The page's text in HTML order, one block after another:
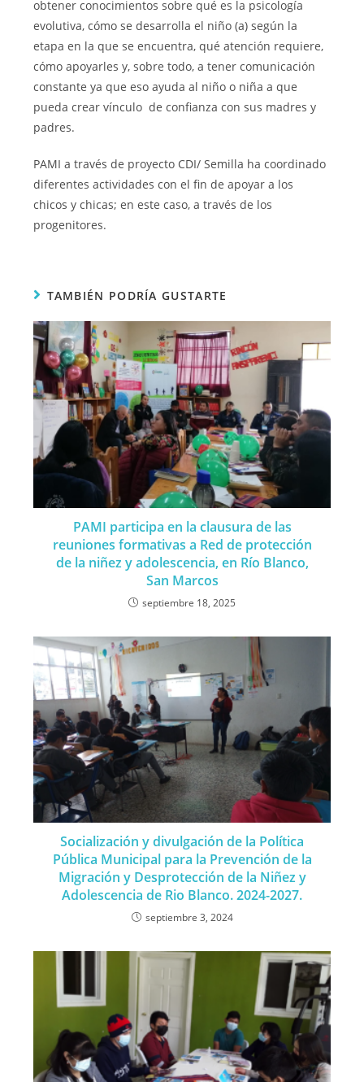
obtener conocimientos sobre qué es la psicología
evolutiva, cómo se desarrolla el niño (a) según la
etapa en la que se encuentra, qué atención requiere,
cómo apoyarles y, sobre todo, a tener comunicación
constante ya que eso ayuda al niño o niña a que
pueda crear vínculo de confianza con sus madres y
padres.
PAMI a través de proyecto CDI/ Semilla ha coordinado
diferentes actividades con el fin de apoyar a los
chicos y chicas; en este caso, a través de los
progenitores.
TAMBIÉN PODRÍA GUSTARTE
PAMI participa en la clausura de las
reuniones formativas a Red de protección
de la niñez y adolescencia, en Río Blanco,
San Marcos
septiembre 18, 2025
Socialización y divulgación de la Política
Pública Municipal para la Prevención de la
Migración y Desprotección de la Niñez y
Adolescencia de Rio Blanco. 2024-2027.
septiembre 3, 2024